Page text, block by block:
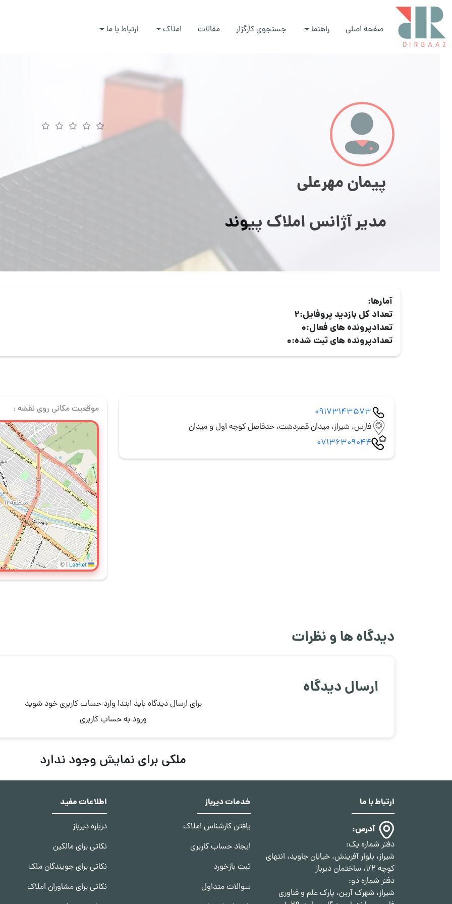
صفحه اصلی راهنما جستجوی کارگزار مقالات املاک ارتباط با ما
پیمان مهرعلی
مدیر آژانس املاک پیوند
آمارها:
تعداد کل بازدید پروفایل:2
تعدادپرونده های فعال:0
تعدادپرونده های ثبت شده:0
09173143573
فارس، شیراز، میدان قصردشت، حدفاصل کوچه اول و میدان
07136309044
موقعیت مکانی روی نقشه :
Leaflet
|
©
دیدگاه ها و نظرات
ارسال دیدگاه
برای ارسال دیدگاه باید ابتدا وارد حساب کاربری خود شوید
ورود به حساب کاربری
ملکی برای نمایش وجود ندارد
ارتباط با ما
آدرس:
دفتر شماره یک:
شیراز، بلوار آفرینش، خیابان جاوید، انتهای
کوچه 1/2، ساختمان دیرباز
دفتر شماره دو:
شیراز، شهرک آرین، پارک علم و فناوری
خدمات دیرباز
یافتن کارشناس املاک
ایجاد حساب کاربری
ثبت بازخورد
سوالات متداول
اطلاعات مفید
درباره دیرباز
نکاتی برای مالکین
نکاتی برای جویندگان ملک
نکاتی برای مشاوران املاک